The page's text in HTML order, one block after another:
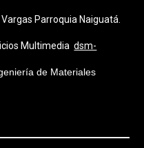
Parroquia Naiguatá.
Multimediadsm-
de Materiales